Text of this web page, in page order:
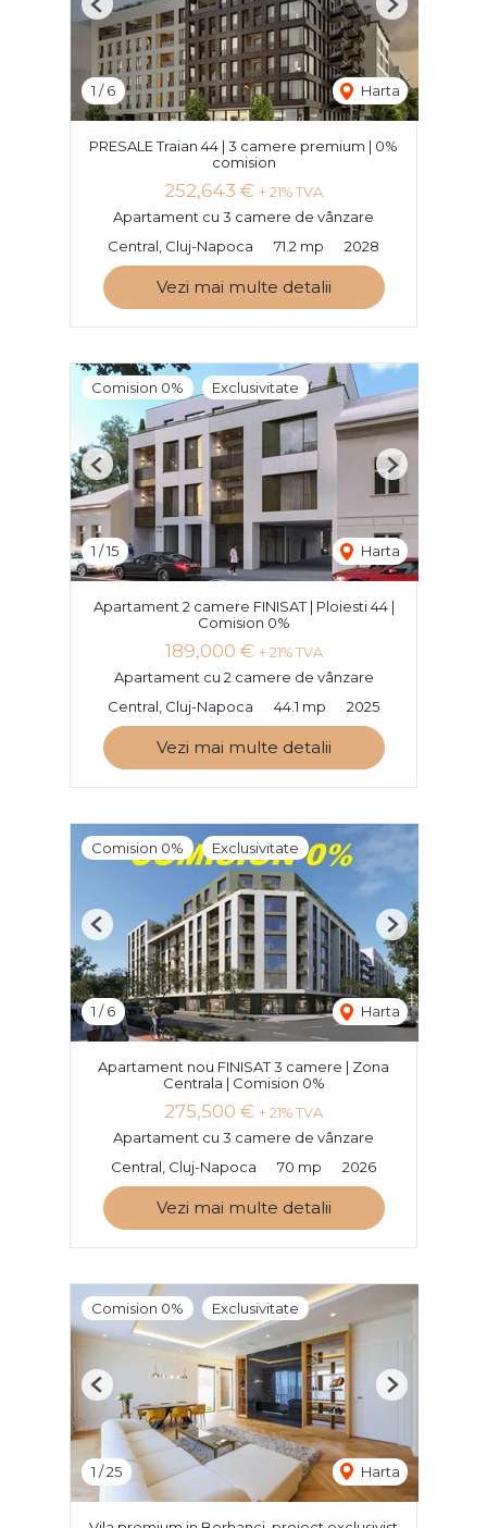
1 /6 Harta
Previous Next
PRESALE Traian 44 | 3 camere premium | 0%
comision
252,643 € + 21% TVA
Apartament cu 3 camere de vânzare
Central, Cluj-Napoca
71.2 mp 2028
Vezi mai multe detalii
Comision 0% Exclusivitate
1 /15 Harta
Previous Next
Apartament 2 camere FINISAT | Ploiesti 44 |
Comision 0%
189,000 € + 21% TVA
Apartament cu 2 camere de vânzare
Central, Cluj-Napoca
44.1 mp 2025
Vezi mai multe detalii
Comision 0% Exclusivitate
1 /6 Harta
Previous Next
Apartament nou FINISAT 3 camere | Zona
Centrala | Comision 0%
275,500 € + 21% TVA
Apartament cu 3 camere de vânzare
Central, Cluj-Napoca
70 mp 2026
Vezi mai multe detalii
Comision 0% Exclusivitate
1 /25 Harta
Previous Next